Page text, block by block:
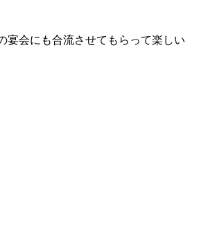
宴会にも合流させてもらって楽しい